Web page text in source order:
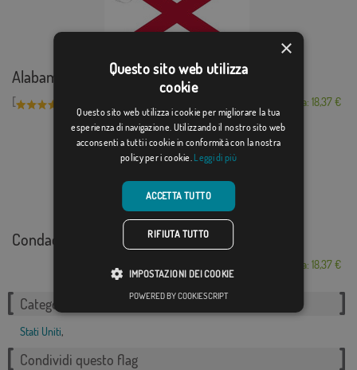
Alabama
[ Da: 18,37 €
Condado de Amador
Da: 18,37 €
Categorie correlate:
Stati Uniti,
Condividi questo flag
×
Questo sito web utilizza
cookie
Questo sito web utilizza i cookie per migliorare la tua
esperienza di navigazione. Utilizzando il nostro sito web
acconsenti a tutti i cookie in conformità con la nostra
policy per i cookie. Leggi di più
ACCETTA TUTTO
RIFIUTA TUTTO
IMPOSTAZIONI DEI COOKIE
POWERED BY COOKIESCRIPT